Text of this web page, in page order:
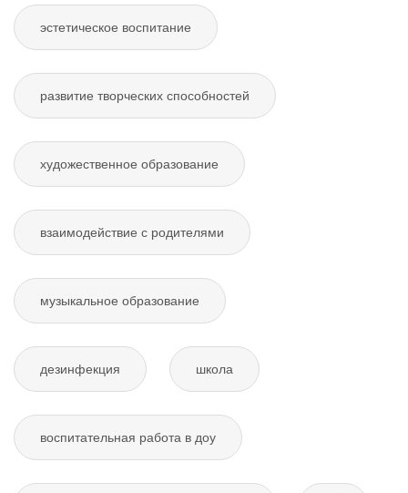
эстетическое воспитание
развитие творческих способностей
художественное образование
взаимодействие с родителями
музыкальное образование
дезинфекция школа
воспитательная работа в доу